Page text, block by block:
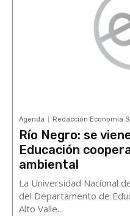
Agenda Redacción Economía
Río Negro: se
Educación
ambiental
La Universidad Nacional
del Departamento de
Alto Valle...